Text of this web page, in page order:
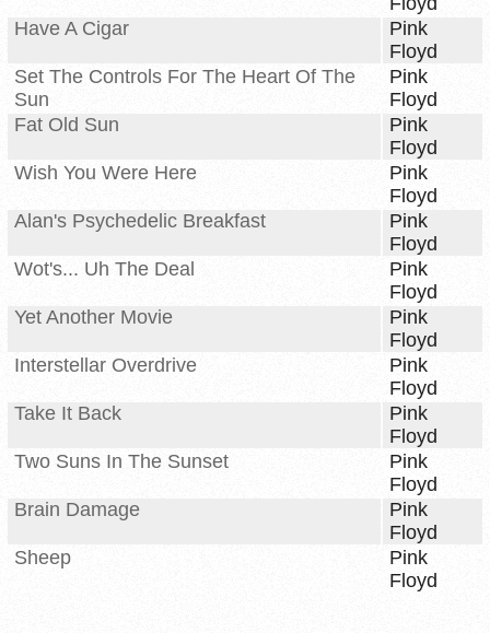
Have A Cigar
Pink
Floyd
Set The Controls For The Heart Of The
Sun
Pink
Floyd
Fat Old Sun
Pink
Floyd
Wish You Were Here
Pink
Floyd
Alan's Psychedelic Breakfast
Pink
Floyd
Wot's... Uh The Deal
Pink
Floyd
Yet Another Movie
Pink
Floyd
Interstellar Overdrive
Pink
Floyd
Take It Back
Pink
Floyd
Two Suns In The Sunset
Pink
Floyd
Brain Damage
Pink
Floyd
Sheep
Pink
Floyd